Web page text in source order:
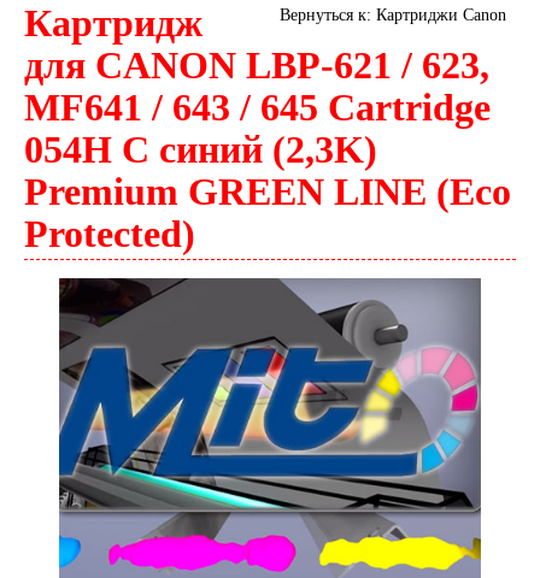
Вернуться к: Картриджи Canon
Картридж
для CANON LBP-621 / 623,
MF641 / 643 / 645 Cartridge
054H C синий (2,3K)
Premium GREEN LINE (Eco
Protected)